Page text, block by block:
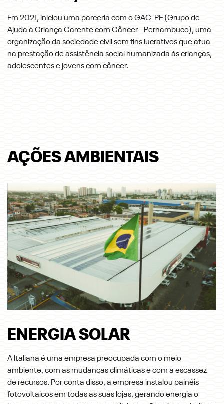
Em 2021, iniciou uma parceria com o GAC-PE (Grupo de
Ajuda à Criança Carente com Câncer - Pernambuco), uma
organização da sociedade civil sem fins lucrativos que atua
na prestação de assistência social humanizada às crianças,
adolescentes e jovens com câncer.
AÇÕES AMBIENTAIS
ENERGIA SOLAR
A Italiana é uma empresa preocupada com o meio
ambiente, com as mudanças climáticas e com a escassez
de recursos. Por conta disso, a empresa instalou painéis
fotovoltaicos em todas as suas lojas, gerando energia o